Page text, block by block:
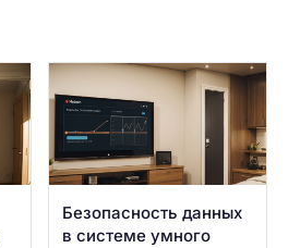
Безопасность данных
в системе умного